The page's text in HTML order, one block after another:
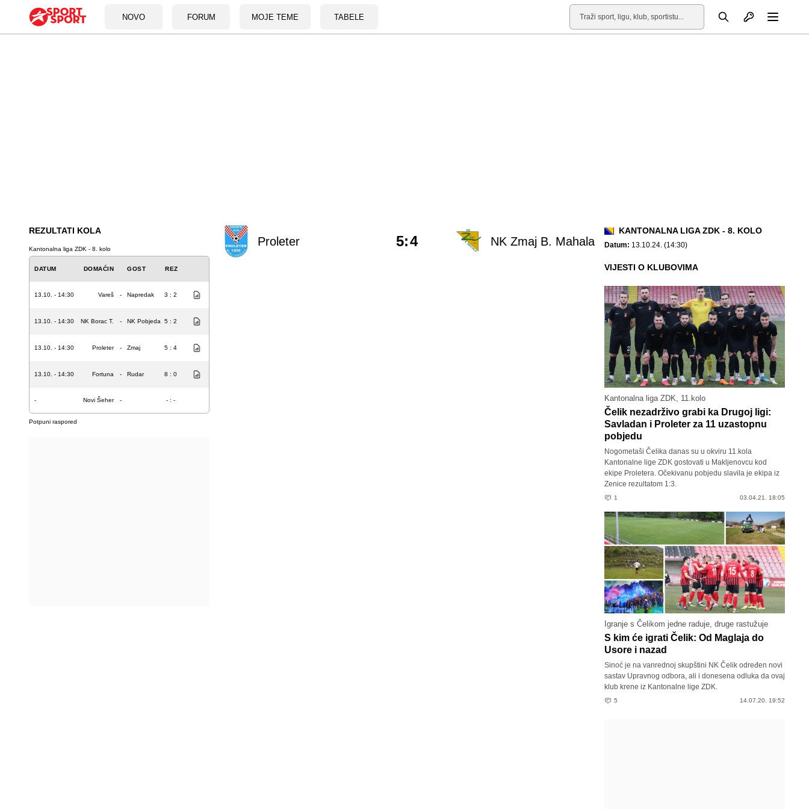
NOVO FORUM MOJE TEME TABELE
Pretraga Otvori profil
REZULTATI KOLA
Kantonalna liga ZDK - 8. kolo
DATUM DOMAĆIN GOST REZ
13.10. - 14:30 Vareš - Napredak 3 : 2
13.10. - 14:30 NK Borac T. - NK Pobjeda 5 : 2
13.10. - 14:30 Proleter - Zmaj 5 : 4
13.10. - 14:30 Fortuna - Rudar 8 : 0
- Novi Šeher - - : -
Potpuni raspored
Proleter NK Zmaj B. Mahala
5:4
KANTONALNA LIGA ZDK - 8. KOLO
Datum: 13.10.24. (14:30)
VIJESTI O KLUBOVIMA
Kantonalna liga ZDK, 11.kolo
Čelik nezadrživo grabi ka Drugoj ligi:
Savladan i Proleter za 11 uzastopnu
pobjedu
Nogometaši Čelika danas su u okviru 11.kola
Kantonalne lige ZDK gostovati u Makljenovcu kod
ekipe Proletera. Očekivanu pobjedu slavila je ekipa iz
Zenice rezultatom 1:3.
1 03.04.21. 18:05
Igranje s Čelikom jedne raduje, druge rastužuje
S kim će igrati Čelik: Od Maglaja do
Usore i nazad
Sinoć je na vanrednoj skupštini NK Čelik određen novi
sastav Upravnog odbora, ali i donesena odluka da ovaj
klub krene iz Kantonalne lige ZDK.
5 14.07.20. 19:52